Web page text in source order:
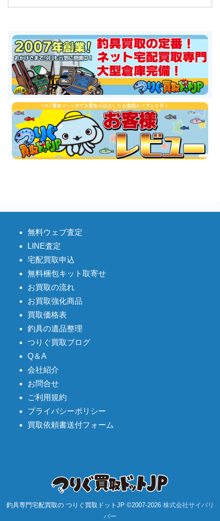
無料ウェブ査定
LINE査定
宅配買取申込
無料梱包キット取寄せ
お買取の流れ
お買取強化商品
買取価格表
釣具の遺品整理
つりぐ買取ブログ
Q＆A
会社紹介
お問合せ
ご利用規約
プライバシーポリシー
買取依頼書送付フォーム
釣具専門宅配買取の つりぐ買取ドットJP ©2007-2026 株式会社サイバリ
バー